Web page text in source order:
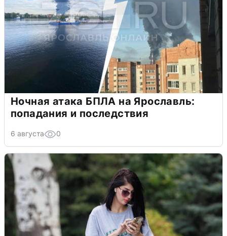
Ночная атака БПЛА на Ярославль:
попадания и последствия
6 августа 0